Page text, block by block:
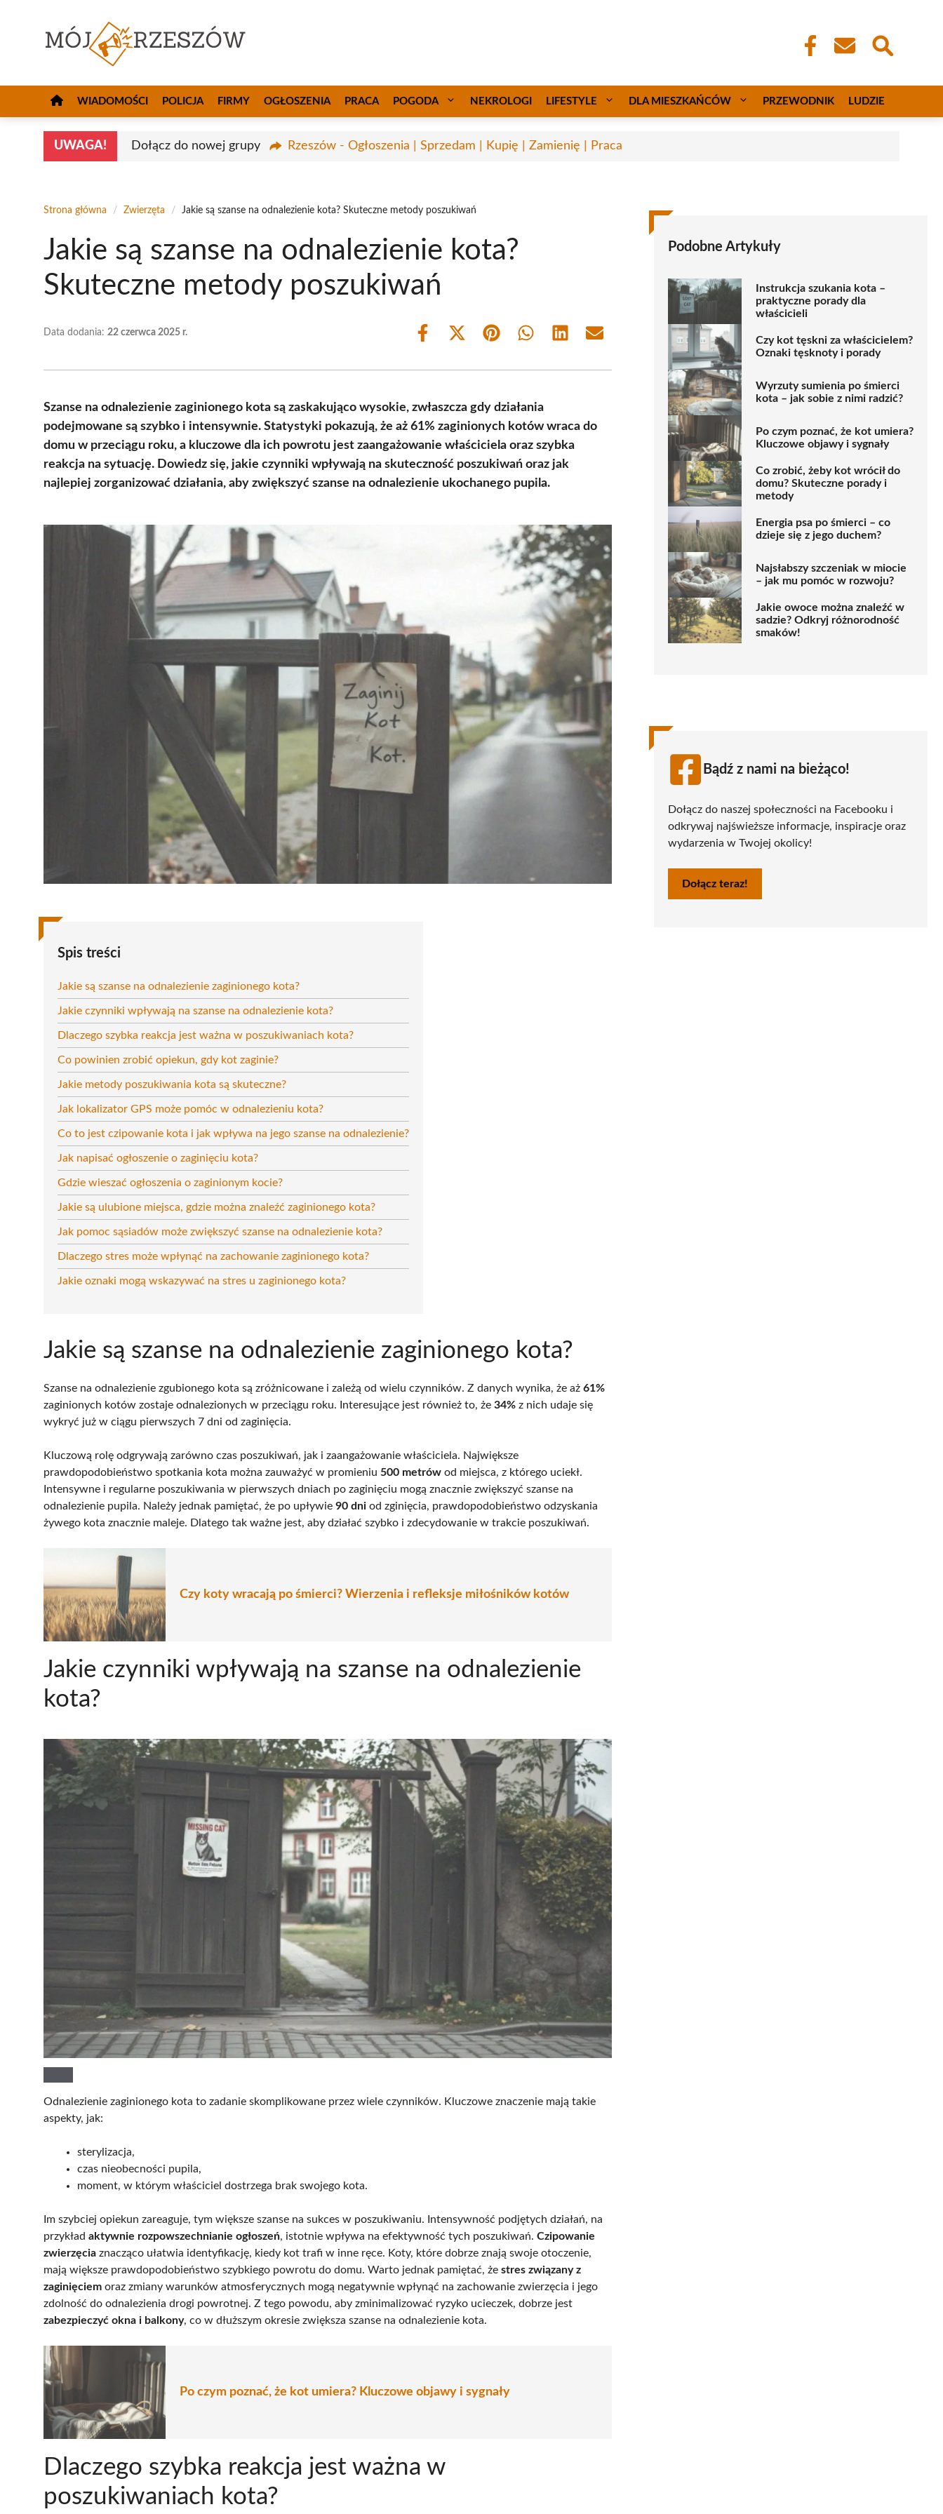
WIADOMOŚCI POLICJA FIRMY OGŁOSZENIA PRACA POGODA NEKROLOGI LIFESTYLE DLA MIESZKAŃCÓW PRZEWODNIK LUDZIE
UWAGA! Dołącz do nowej grupy Rzeszów - Ogłoszenia | Sprzedam | Kupię | Zamienię | Praca
Strona główna / Zwierzęta / Jakie są szanse na odnalezienie kota? Skuteczne metody poszukiwań
Jakie są szanse na odnalezienie kota?
Skuteczne metody poszukiwań
Data dodania: 22 czerwca 2025 r.
Share
Share
(Twitter)
Share Share Share Share
Szanse na odnalezienie zaginionego kota są zaskakująco wysokie, zwłaszcza gdy działania
podejmowane są szybko i intensywnie. Statystyki pokazują, że aż 61% zaginionych kotów wraca do
domu w przeciągu roku, a kluczowe dla ich powrotu jest zaangażowanie właściciela oraz szybka
reakcja na sytuację. Dowiedz się, jakie czynniki wpływają na skuteczność poszukiwań oraz jak
najlepiej zorganizować działania, aby zwiększyć szanse na odnalezienie ukochanego pupila.
Spis treści
Jakie są szanse na odnalezienie zaginionego kota?
Jakie czynniki wpływają na szanse na odnalezienie kota?
Dlaczego szybka reakcja jest ważna w poszukiwaniach kota?
Co powinien zrobić opiekun, gdy kot zaginie?
Jakie metody poszukiwania kota są skuteczne?
Jak lokalizator GPS może pomóc w odnalezieniu kota?
Co to jest czipowanie kota i jak wpływa na jego szanse na odnalezienie?
Jak napisać ogłoszenie o zaginięciu kota?
Gdzie wieszać ogłoszenia o zaginionym kocie?
Jakie są ulubione miejsca, gdzie można znaleźć zaginionego kota?
Jak pomoc sąsiadów może zwiększyć szanse na odnalezienie kota?
Dlaczego stres może wpłynąć na zachowanie zaginionego kota?
Jakie oznaki mogą wskazywać na stres u zaginionego kota?
Jakie są szanse na odnalezienie zaginionego kota?
Szanse na odnalezienie zgubionego kota są zróżnicowane i zależą od wielu czynników. Z danych wynika, że aż 61%
zaginionych kotów zostaje odnalezionych w przeciągu roku. Interesujące jest również to, że 34% z nich udaje się
wykryć już w ciągu pierwszych 7 dni od zaginięcia.
Kluczową rolę odgrywają zarówno czas poszukiwań, jak i zaangażowanie właściciela. Największe
prawdopodobieństwo spotkania kota można zauważyć w promieniu 500 metrów od miejsca, z którego uciekł.
Intensywne i regularne poszukiwania w pierwszych dniach po zaginięciu mogą znacznie zwiększyć szanse na
odnalezienie pupila. Należy jednak pamiętać, że po upływie 90 dni od zginięcia, prawdopodobieństwo odzyskania
żywego kota znacznie maleje. Dlatego tak ważne jest, aby działać szybko i zdecydowanie w trakcie poszukiwań.
Czy koty wracają po śmierci? Wierzenia i refleksje miłośników kotów
Jakie czynniki wpływają na szanse na odnalezienie
kota?
Odnalezienie zaginionego kota to zadanie skomplikowane przez wiele czynników. Kluczowe znaczenie mają takie
aspekty, jak:
sterylizacja,
czas nieobecności pupila,
moment, w którym właściciel dostrzega brak swojego kota.
Im szybciej opiekun zareaguje, tym większe szanse na sukces w poszukiwaniu. Intensywność podjętych działań, na
przykład aktywnie rozpowszechnianie ogłoszeń, istotnie wpływa na efektywność tych poszukiwań. Czipowanie
zwierzęcia znacząco ułatwia identyfikację, kiedy kot trafi w inne ręce. Koty, które dobrze znają swoje otoczenie,
mają większe prawdopodobieństwo szybkiego powrotu do domu. Warto jednak pamiętać, że stres związany z
zaginięciem oraz zmiany warunków atmosferycznych mogą negatywnie wpłynąć na zachowanie zwierzęcia i jego
zdolność do odnalezienia drogi powrotnej. Z tego powodu, aby zminimalizować ryzyko ucieczek, dobrze jest
zabezpieczyć okna i balkony, co w dłuższym okresie zwiększa szanse na odnalezienie kota.
Po czym poznać, że kot umiera? Kluczowe objawy i sygnały
Dlaczego szybka reakcja jest ważna w
poszukiwaniach kota?
Podobne Artykuły
Instrukcja szukania kota –
praktyczne porady dla
właścicieli
Czy kot tęskni za właścicielem?
Oznaki tęsknoty i porady
Wyrzuty sumienia po śmierci
kota – jak sobie z nimi radzić?
Po czym poznać, że kot umiera?
Kluczowe objawy i sygnały
Co zrobić, żeby kot wrócił do
domu? Skuteczne porady i
metody
Energia psa po śmierci – co
dzieje się z jego duchem?
Najsłabszy szczeniak w miocie
– jak mu pomóc w rozwoju?
Jakie owoce można znaleźć w
sadzie? Odkryj różnorodność
smaków!
Bądź z nami na bieżąco!
Dołącz do naszej społeczności na Facebooku i
odkrywaj najświeższe informacje, inspiracje oraz
wydarzenia w Twojej okolicy!
Dołącz teraz!